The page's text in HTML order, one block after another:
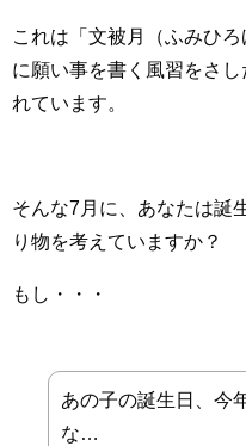
これは「文被月（ふみひ
に願い事を書く風習をさ
れています。
そんな7月に、あなたは誕
り物を考えていますか？
もし・・・
あの子の誕生日、今
な…